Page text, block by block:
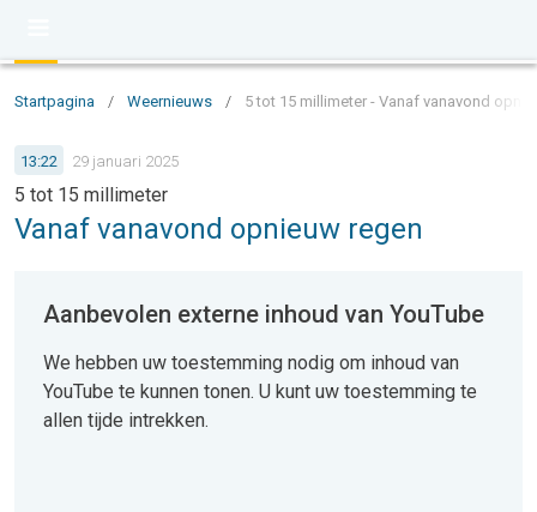
Startpagina / Weernieuws / 5 tot 15 millimeter - Vanaf vanavond
13:22 29 januari 2025
5 tot 15 millimeter
Vanaf vanavond opnieuw regen
Aanbevolen externe inhoud van YouTube
We hebben uw toestemming nodig om inhoud van
YouTube te kunnen tonen. U kunt uw toestemming te
allen tijde intrekken.